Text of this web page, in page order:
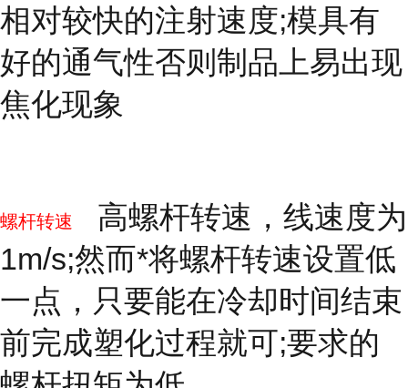
相对较快的注射速度;模具有
好的通气性否则制品上易出现
焦化现象
螺杆转速
高螺杆转速，线速度为
1m/s;然而*将螺杆转速设置低
一点，只要能在冷却时间结束
前完成塑化过程就可;要求的